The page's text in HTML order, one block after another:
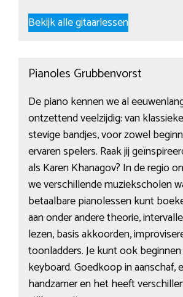
Bekijk alle gitaarlessen
Pianoles Grubbenvorst
De piano kennen we al
ontzettend veelzijdig: van
stevige bandjes, voor zowel
ervaren spelers. Raak jij
als Karen Khanagov? In de regio
we verschillende muziekscholen
betaalbare pianolessen kunt
aan onder andere theorie,
lezen, basis akkoorden,
toonladders. Je kunt ook
keyboard. Goedkoop in aanschaf,
handzamer en het heeft